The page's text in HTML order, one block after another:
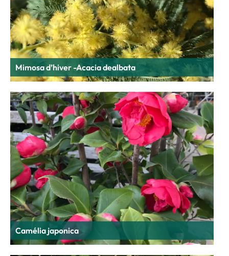
Mimosa d’hiver -Acacia dealbata
Camélia japonica